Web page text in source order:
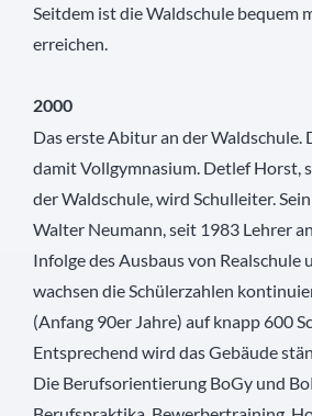
Seitdem ist die Waldschule bequem
erreichen.
2000
Das erste Abitur an der Waldschule.
damit Vollgymnasium. Detlef Horst,
der Waldschule, wird Schulleiter.
Walter Neumann, seit 1983 Lehrer
Infolge des Ausbaus von Realschule
wachsen die Schülerzahlen
(Anfang 90er Jahre) auf knapp 600
Entsprechend wird das Gebäude
Die Berufsorientierung BoGy und